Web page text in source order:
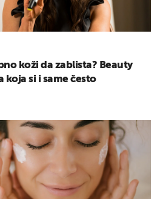
koži da zablista? Beauty
si i same često